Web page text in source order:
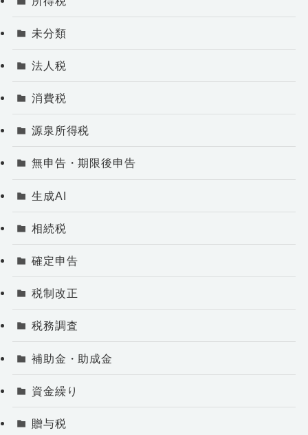
未分類
法人税
消費税
源泉所得税
無申告・期限後申告
生成AI
相続税
確定申告
税制改正
税務調査
補助金・助成金
資金繰り
贈与税